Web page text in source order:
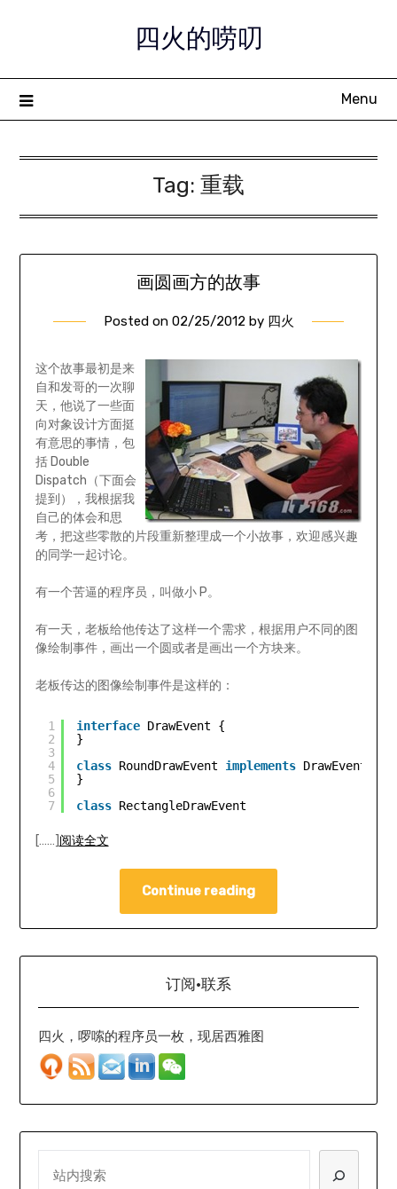
四火的唠叨
Menu
Tag: 重载
画圆画方的故事
Posted on 02/25/2012 by 四火
这个故事最初是来
自和发哥的一次聊
天，他说了一些面
向对象设计方面挺
有意思的事情，包
括 Double
Dispatch（下面会
提到），我根据我
自己的体会和思
考，把这些零散的片段重新整理成一个小故事，欢迎感兴趣
的同学一起讨论。
有一个苦逼的程序员，叫做小 P。
有一天，老板给他传达了这样一个需求，根据用户不同的图
像绘制事件，画出一个圆或者是画出一个方块来。
老板传达的图像绘制事件是这样的：
1
2
3
4
5
6
7
interface DrawEvent {
}
class RoundDrawEvent implements DrawEvent {
}
class RectangleDrawEvent
[……] 阅读全文
Continue reading
订阅·联系
四火，啰嗦的程序员一枚，现居西雅图